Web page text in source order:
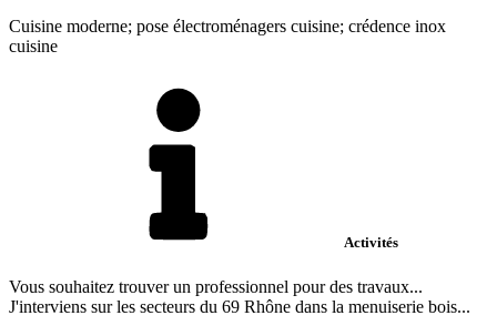
Cuisine moderne; pose électroménagers cuisine; crédence inox
cuisine
Activités
Vous souhaitez trouver un professionnel pour des travaux...
J'interviens sur les secteurs du 69 Rhône dans la menuiserie bois...